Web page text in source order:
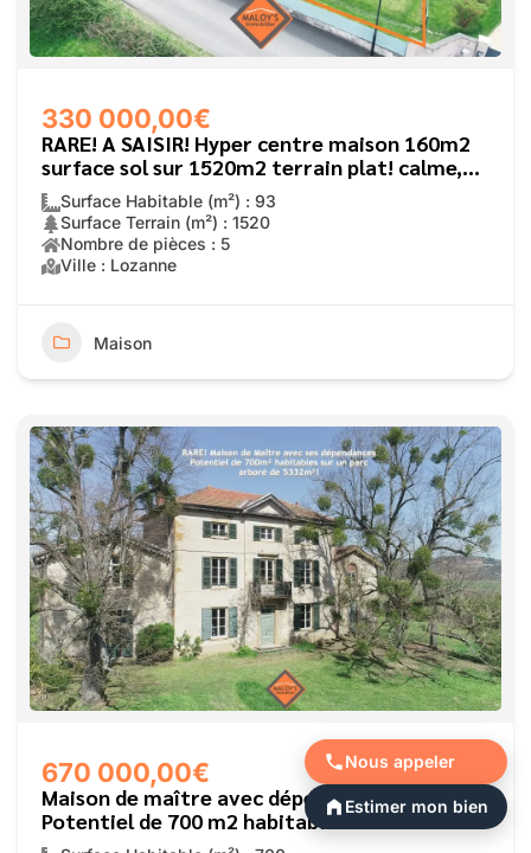
330 000,00€
RARE! A SAISIR! Hyper centre maison 160m2
surface sol sur 1520m2 terrain plat! calme,
accès commerces à pied,
Surface Habitable (m²) : 93
Surface Terrain (m²) : 1520
Nombre de pièces : 5
Ville : Lozanne
Maison
670 000,00€
Maison de maître avec dépendances
Potentiel de 700 m2 habitables sur un terrain
de plus de 5 300 m2 !
Nous appeler
Estimer mon bien